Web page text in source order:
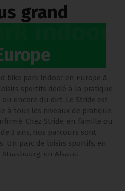
grand
bike park indoor en Europe à
sportifs dédié à la pratique
encore du dirt. Le Stride est
à tous les niveaux de pratique,
Chez Stride, en famille ou
3 ans, nos parcours sont
Un parc de loisirs sportifs, en
en Alsace.